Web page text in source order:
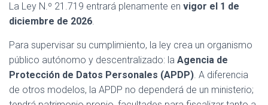
La Ley N.º 21.719 entrará plenamente en vigor el 1 de
diciembre de 2026.
Para supervisar su cumplimiento, la ley crea un organismo
público autónomo y descentralizado: la Agencia de
Protección de Datos Personales (APDP). A diferencia
de otros modelos, la APDP no dependerá de un ministerio;